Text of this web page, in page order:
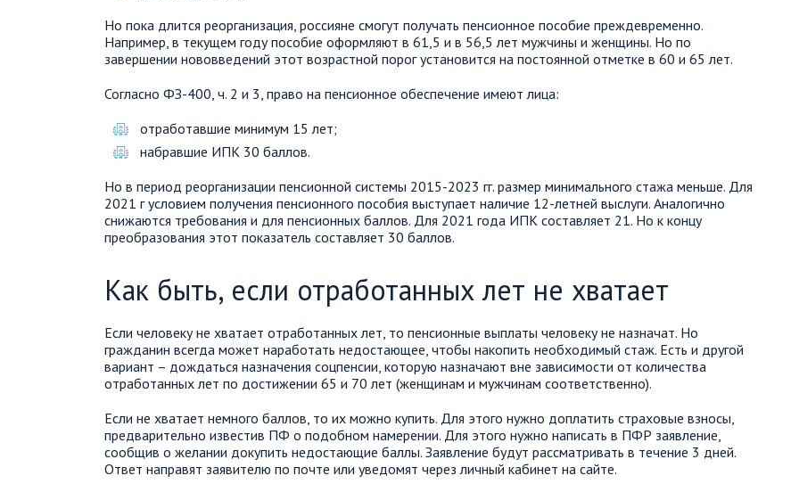
Но пока длится реорганизация, россияне смогут получать пенсионное пособие преждевременно.
Например, в текущем году пособие оформляют в 61,5 и в 56,5 лет мужчины и женщины. Но по
завершении нововведений этот возрастной порог установится на постоянной отметке в 60 и 65 лет.
Согласно ФЗ-400, ч. 2 и 3, право на пенсионное обеспечение имеют лица:
отработавшие минимум 15 лет;
набравшие ИПК 30 баллов.
Но в период реорганизации пенсионной системы 2015-2023 гг. размер минимального стажа меньше. Для
2021 г условием получения пенсионного пособия выступает наличие 12-летней выслуги. Аналогично
снижаются требования и для пенсионных баллов. Для 2021 года ИПК составляет 21. Но к концу
преобразования этот показатель составляет 30 баллов.
Как быть, если отработанных лет не хватает
Если человеку не хватает отработанных лет, то пенсионные выплаты человеку не назначат. Но
гражданин всегда может наработать недостающее, чтобы накопить необходимый стаж. Есть и другой
вариант – дождаться назначения соцпенсии, которую назначают вне зависимости от количества
отработанных лет по достижении 65 и 70 лет (женщинам и мужчинам соответственно).
Если не хватает немного баллов, то их можно купить. Для этого нужно доплатить страховые взносы,
предварительно известив ПФ о подобном намерении. Для этого нужно написать в ПФР заявление,
сообщив о желании докупить недостающие баллы. Заявление будут рассматривать в течение 3 дней.
Ответ направят заявителю по почте или уведомят через личный кабинет на сайте.